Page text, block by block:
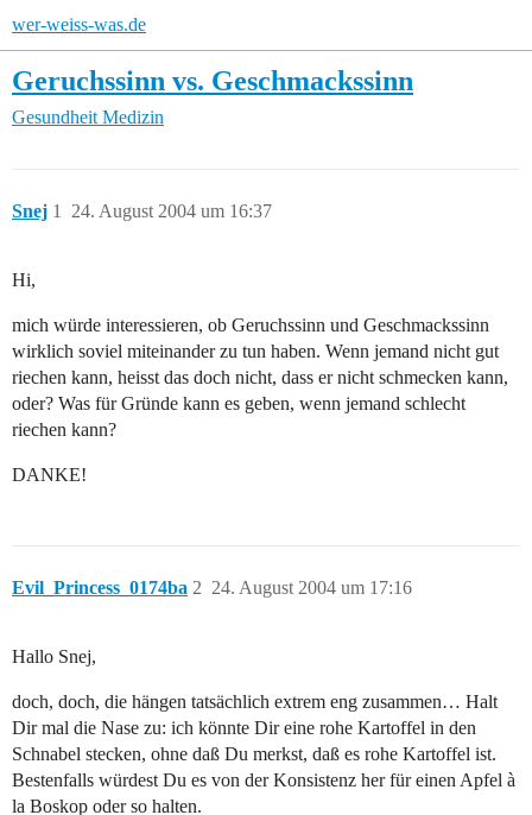
wer-weiss-was.de
Geruchssinn vs. Geschmackssinn
Gesundheit Medizin
Snej 24. August 2004 um 16:37
1
Hi,
mich würde interessieren, ob Geruchssinn und Geschmackssinn
wirklich soviel miteinander zu tun haben. Wenn jemand nicht gut
riechen kann, heisst das doch nicht, dass er nicht schmecken kann,
oder? Was für Gründe kann es geben, wenn jemand schlecht
riechen kann?
DANKE!
Evil_Princess_0174ba 24. August 2004 um 17:16
2
Hallo Snej,
doch, doch, die hängen tatsächlich extrem eng zusammen… Halt
Dir mal die Nase zu: ich könnte Dir eine rohe Kartoffel in den
Schnabel stecken, ohne daß Du merkst, daß es rohe Kartoffel ist.
Bestenfalls würdest Du es von der Konsistenz her für einen Apfel à
la Boskop oder so halten.